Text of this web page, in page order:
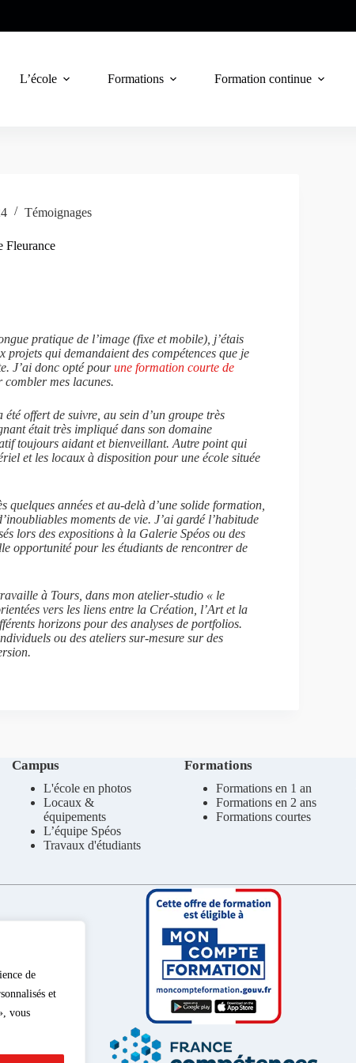
de
et
vous
L’école Formations Formation continue
Témoignages
Fleurance
pratique de l’image (fixe et mobile), j’étais
qui demandaient des compétences que je
J’ai donc opté pourune formation courte de
combler mes lacunes.
offert de suivre, au sein d’un groupe très
était très impliqué dans son domaine
toujours aidant et bienveillant. Autre point qui
et les locaux à disposition pour une école située
quelques années et au-delà d’une solide formation,
moments de vie. J’ai gardé l’habitude
lors des expositions à la Galerie Spéos ou des
opportunité pour les étudiants de rencontrer de
à Tours, dans mon atelier-studio « le
vers les liens entre la Création, l’Art et la
horizons pour des analyses de portfolios.
ou des ateliers sur-mesure sur des
Campus
L'école en photos
Locaux &
équipements
L’équipe Spéos
Travaux d'étudiants
Formations
Formations en 1 an
Formations en 2 ans
Formations courtes